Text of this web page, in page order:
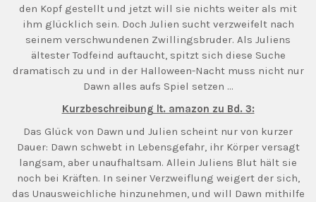
den Kopf gestellt und jetzt will sie nichts weiter als mit
ihm glücklich sein. Doch Julien sucht verzweifelt nach
seinem verschwundenen Zwillingsbruder. Als Juliens
ältester Todfeind auftaucht, spitzt sich diese Suche
dramatisch zu und in der Halloween-Nacht muss nicht nur
Dawn alles aufs Spiel setzen …
Kurzbeschreibung lt. amazon zu Bd. 3:
Das Glück von Dawn und Julien scheint nur von kurzer
Dauer: Dawn schwebt in Lebensgefahr, ihr Körper versagt
langsam, aber unaufhaltsam. Allein Juliens Blut hält sie
noch bei Kräften. In seiner Verzweiflung weigert der sich,
das Unausweichliche hinzunehmen, und will Dawn mithilfe